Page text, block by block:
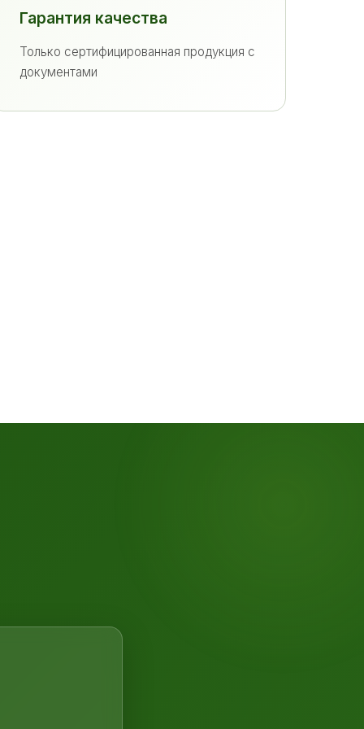
Гарантия качества
Только сертифицированная продукция с
документами